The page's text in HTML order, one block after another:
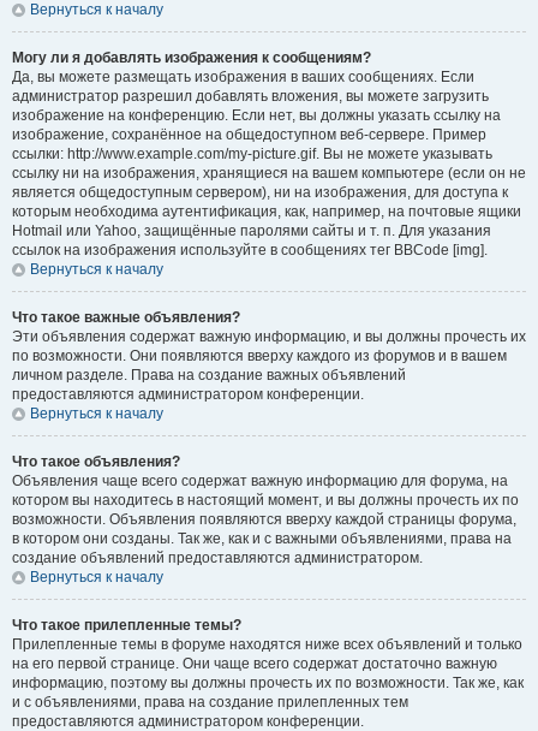
Вернуться к началу
Могу ли я добавлять изображения к сообщениям?
Да, вы можете размещать изображения в ваших сообщениях. Если
администратор разрешил добавлять вложения, вы можете загрузить
изображение на конференцию. Если нет, вы должны указать ссылку на
изображение, сохранённое на общедоступном веб-сервере. Пример
ссылки: http://www.example.com/my-picture.gif. Вы не можете указывать
ссылку ни на изображения, хранящиеся на вашем компьютере (если он не
является общедоступным сервером), ни на изображения, для доступа к
которым необходима аутентификация, как, например, на почтовые ящики
Hotmail или Yahoo, защищённые паролями сайты и т. п. Для указания
ссылок на изображения используйте в сообщениях тег BBCode [img].
Вернуться к началу
Что такое важные объявления?
Эти объявления содержат важную информацию, и вы должны прочесть их
по возможности. Они появляются вверху каждого из форумов и в вашем
личном разделе. Права на создание важных объявлений
предоставляются администратором конференции.
Вернуться к началу
Что такое объявления?
Объявления чаще всего содержат важную информацию для форума, на
котором вы находитесь в настоящий момент, и вы должны прочесть их по
возможности. Объявления появляются вверху каждой страницы форума,
в котором они созданы. Так же, как и с важными объявлениями, права на
создание объявлений предоставляются администратором.
Вернуться к началу
Что такое прилепленные темы?
Прилепленные темы в форуме находятся ниже всех объявлений и только
на его первой странице. Они чаще всего содержат достаточно важную
информацию, поэтому вы должны прочесть их по возможности. Так же, как
и с объявлениями, права на создание прилепленных тем
предоставляются администратором конференции.